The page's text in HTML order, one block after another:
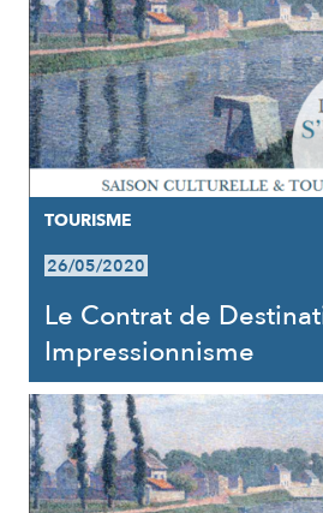
TOURISME
26/05/2020
Le Contrat de
Impressionnisme